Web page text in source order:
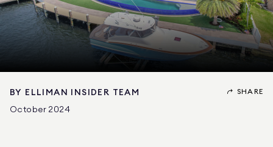
BY
ELLIMAN INSIDER TEAM
October 2024
SHARE